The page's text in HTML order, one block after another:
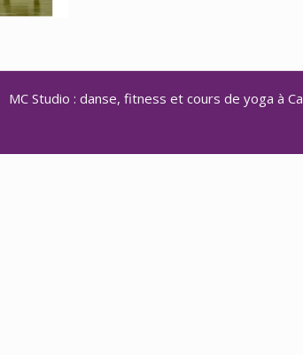
MC Studio : danse, fitness et cours de yoga à